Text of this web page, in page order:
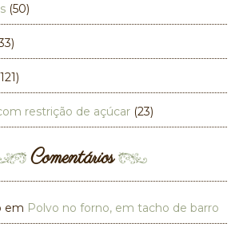
(50)
restrição de açúcar (23)
Comentários
em Polvo no forno, em tacho de barro